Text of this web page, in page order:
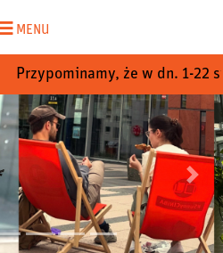
MENU
Przypominamy, że w dn. 1-22